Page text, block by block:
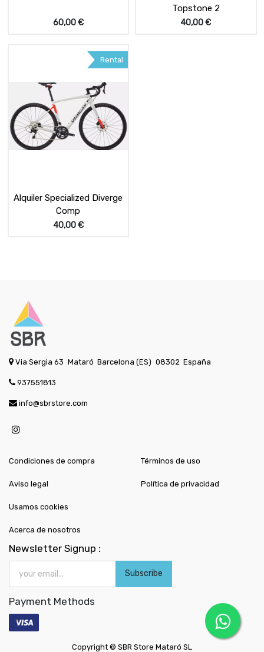
60,00€
Topstone 2
40,00€
Rental
Alquiler Specialized Diverge
Comp
40,00€
Via Sergia 63 Mataró Barcelona (ES) 08302 España
937551813
info@sbrstore.com
Condiciones de compra
Aviso legal
Términos de uso
Política de privacidad
Usamos cookies
Acerca de nosotros
Newsletter Signup :
Subscribe
Payment Methods
Copyright © SBR Store Mataró SL